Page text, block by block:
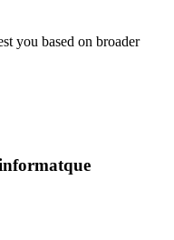
you based on broader